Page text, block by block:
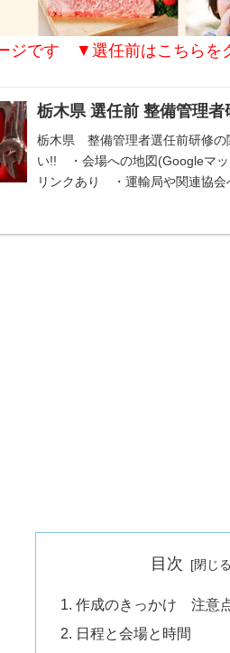
ジです ▼選任前はこちらを
栃木県 選任前 整備管理
栃木県 整備管理者選任前研修
い!! ・会場への地図(Googleマ
リンクあり ・運輸局や関連協会
目次
作成のきっかけ 注意
日程と会場と時間